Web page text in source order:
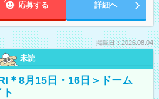
応募する 詳細へ
掲載日：2026.08.04
未読
＊8月15日・16日＞ドーム